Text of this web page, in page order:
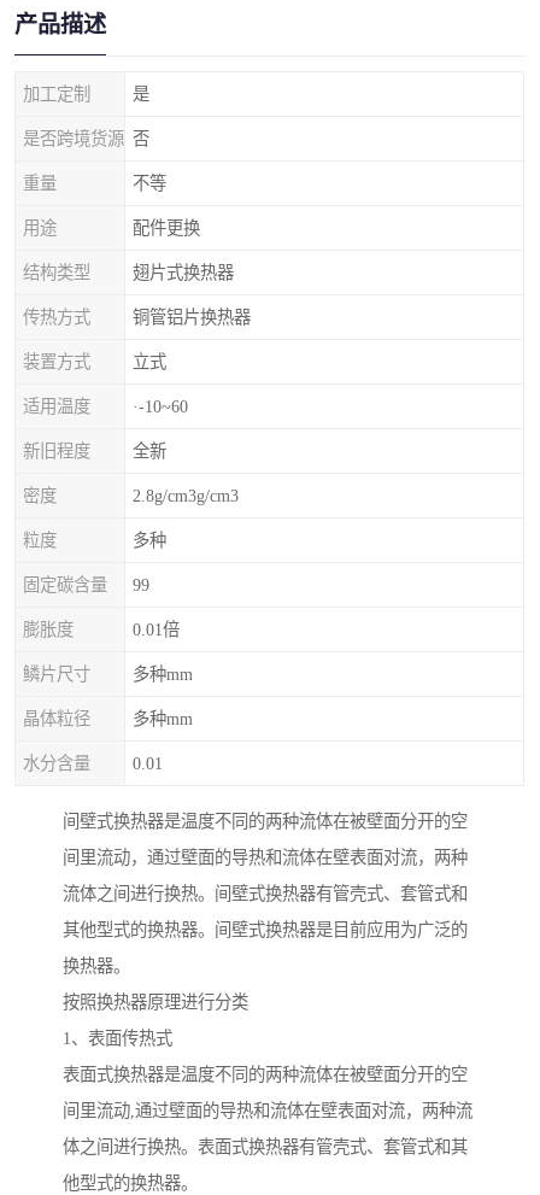
产品描述
加工定制 是
是否跨境货源 否
重量 不等
用途 配件更换
结构类型 翅片式换热器
传热方式 铜管铝片换热器
装置方式 立式
适用温度 ·-10~60
新旧程度 全新
密度 2.8g/cm3g/cm3
粒度 多种
固定碳含量 99
膨胀度 0.01倍
鳞片尺寸 多种mm
晶体粒径 多种mm
水分含量 0.01
间壁式换热器是温度不同的两种流体在被壁面分开的空
间里流动，通过壁面的导热和流体在壁表面对流，两种
流体之间进行换热。间壁式换热器有管壳式、套管式和
其他型式的换热器。间壁式换热器是目前应用为广泛的
换热器。
按照换热器原理进行分类
1、表面传热式
表面式换热器是温度不同的两种流体在被壁面分开的空
间里流动,通过壁面的导热和流体在壁表面对流，两种流
体之间进行换热。表面式换热器有管壳式、套管式和其
他型式的换热器。